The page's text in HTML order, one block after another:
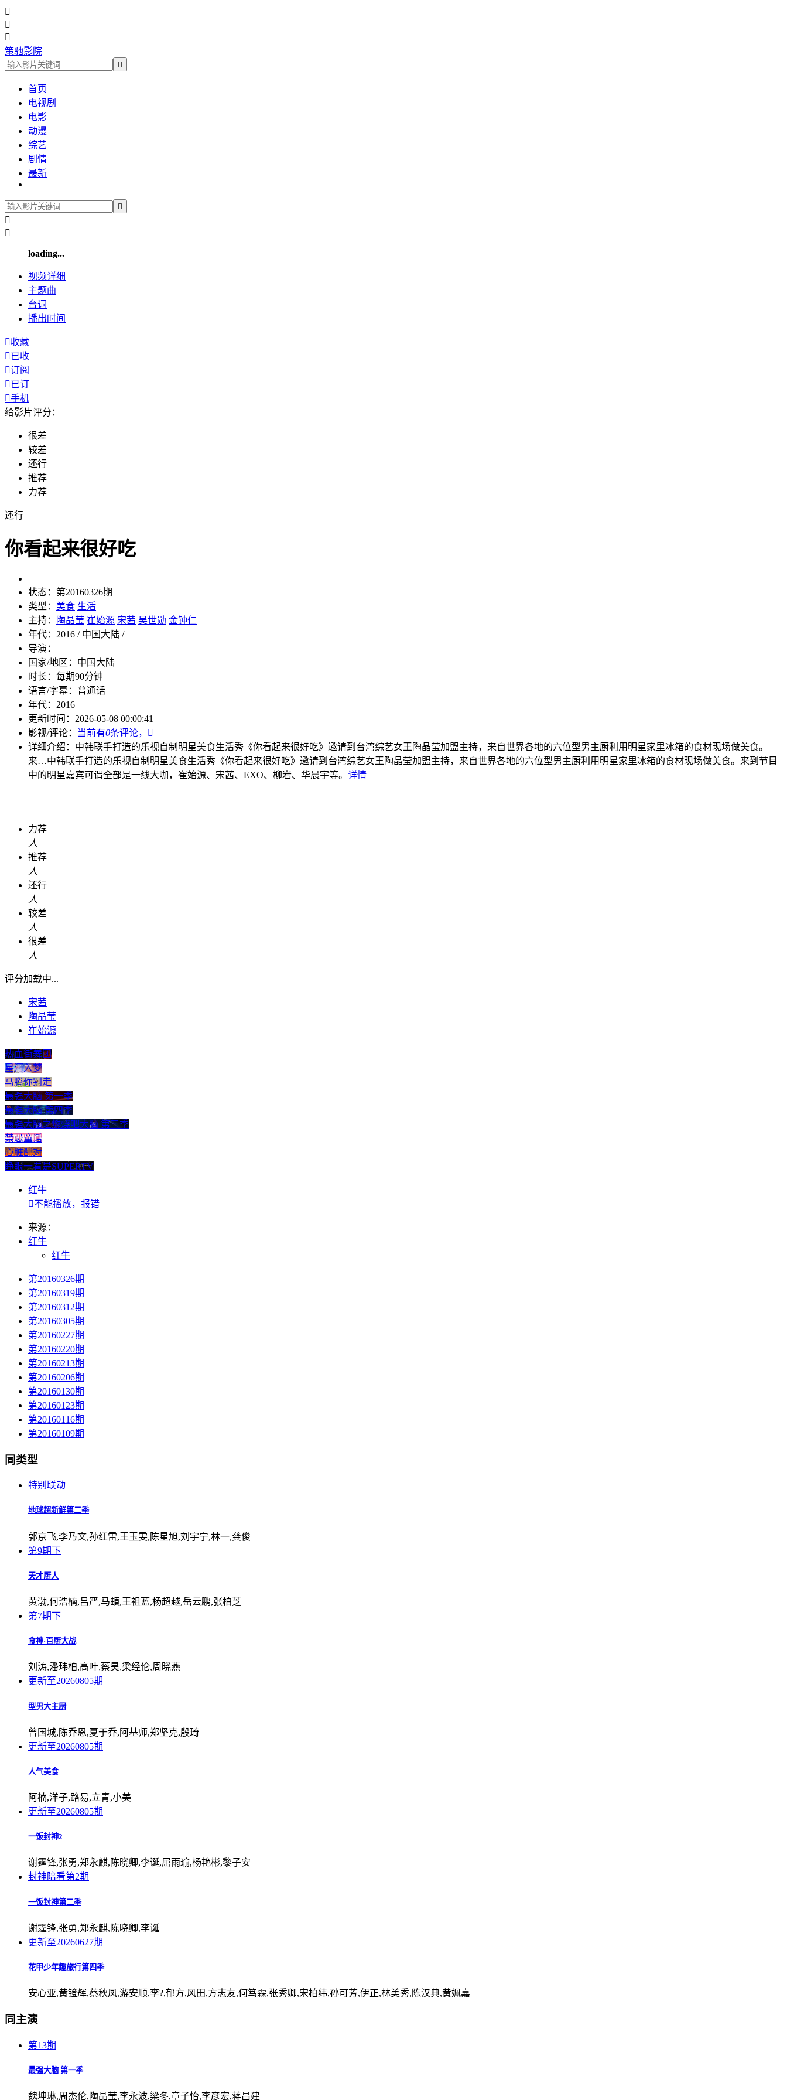



策驰影院

首页
电视剧
电影
动漫
综艺
剧情
最新



loading...
视频详细
主题曲
台词
播出时间
收藏
已收
订阅
已订
手机
给影片评分：
很差
较差
还行
推荐
力荐
还行
你看起来很好吃
状态： 第20160326期
类型： 美食 生活
主持：
陶晶莹 崔始源 宋茜 吴世勋 金钟仁
年代： 2016 / 中国大陆 /
导演：
国家/地区： 中国大陆
时长： 每期90分钟
语言/字幕： 普通话
年代： 2016
更新时间： 2026-05-08 00:00:41
影视/评论：
当前有0条评论，

详细介绍： 中韩联手打造的乐视自制明星美食生活秀《你看起来很好吃》邀请到台湾综艺女王陶晶莹加盟主持，来自世界各地的六位型男主厨利用明星家里冰箱的食材现场做美食。
来…中韩联手打造的乐视自制明星美食生活秀《你看起来很好吃》邀请到台湾综艺女王陶晶莹加盟主持，来自世界各地的六位型男主厨利用明星家里冰箱的食材现场做美食。来到节目
中的明星嘉宾可谓全部是一线大咖，崔始源、宋茜、EXO、柳岩、华晨宇等。 详情
力荐
人
推荐
人
还行
人
较差
人
很差
人
评分加载中...
宋茜
陶晶莹
崔始源
热血街舞团
星河入梦
马腾你别走
最强大脑 第一季
最强大脑 第四季
最强大脑之燃烧吧大脑 第三季
禁忌童话
心脏配对
睁眼一看是SUPERTV
红牛
不能播放，报错
来源：
红牛
红牛
第20160326期
第20160319期
第20160312期
第20160305期
第20160227期
第20160220期
第20160213期
第20160206期
第20160130期
第20160123期
第20160116期
第20160109期
同类型
特别联动
地球超新鲜第二季
郭京飞,李乃文,孙红雷,王玉雯,陈星旭,刘宇宁,林一,龚俊
第9期下
天才厨人
黄渤,何浩楠,吕严,马頔,王祖蓝,杨超越,岳云鹏,张柏芝
第7期下
食神·百厨大战
刘涛,潘玮柏,高叶,蔡昊,梁经伦,周晓燕
更新至20260805期
型男大主厨
曾国城,陈乔恩,夏于乔,阿基师,郑坚克,殷琦
更新至20260805期
人气美食
阿楠,洋子,路易,立青,小美
更新至20260805期
一饭封神2
谢霆锋,张勇,郑永麒,陈晓卿,李诞,屈雨瑜,杨艳彬,黎子安
封神陪看第2期
一饭封神第二季
谢霆锋,张勇,郑永麒,陈晓卿,李诞
更新至20260627期
花甲少年趣旅行第四季
安心亚,黄镫辉,蔡秋凤,游安顺,李?,郁方,风田,方志友,何笃霖,张秀卿,宋柏纬,孙可芳,伊正,林美秀,陈汉典,黄姵嘉
同主演
第13期
最强大脑 第一季
魏坤琳,周杰伦,陶晶莹,李永波,梁冬,章子怡,李彦宏,蒋昌建